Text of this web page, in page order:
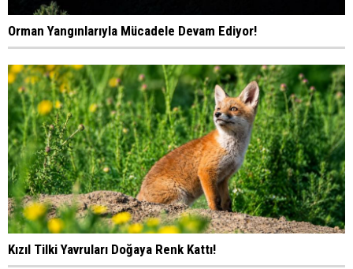
Orman Yangınlarıyla Mücadele Devam Ediyor!
Kızıl Tilki Yavruları Doğaya Renk Kattı!